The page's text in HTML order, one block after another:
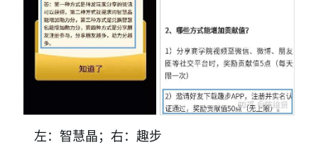
左：智慧晶；右：趣步